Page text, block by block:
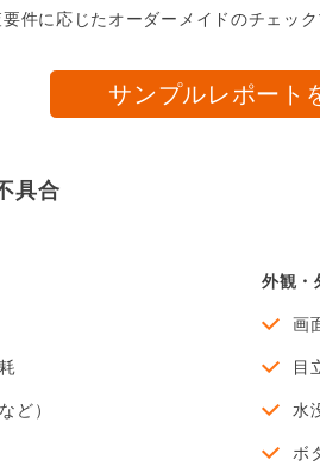
件に応じたオーダーメイドのチェッ
サンプルレポート
具合
ど）
外観・
画
目
水
ボ